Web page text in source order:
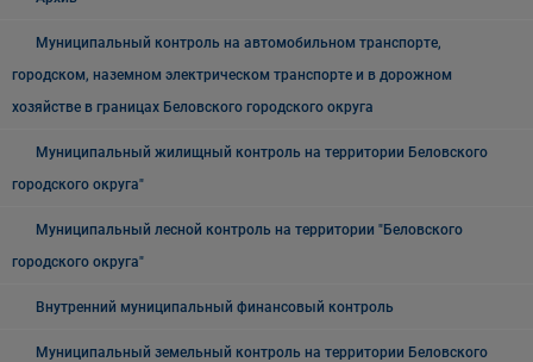
Муниципальный контроль на автомобильном транспорте,
городском, наземном электрическом транспорте и в дорожном
хозяйстве в границах Беловского городского округа
Муниципальный жилищный контроль на территории Беловского
городского округа"
Муниципальный лесной контроль на территории "Беловского
городского округа"
Внутренний муниципальный финансовый контроль
Муниципальный земельный контроль на территории Беловского